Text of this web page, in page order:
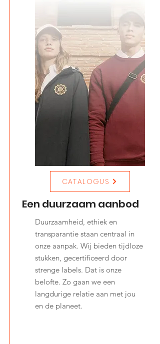
CATALOGUS
Een duurzaam aanbod
Duurzaamheid, ethiek en
transparantie staan centraal in
onze aanpak. Wij bieden tijdloze
stukken, gecertificeerd door
strenge labels. Dat is onze
belofte. Zo gaan we een
langdurige relatie aan met jou
en de planeet.